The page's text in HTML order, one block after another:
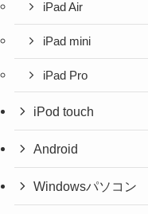
iPad Air
iPad mini
iPad Pro
iPod touch
Android
Windowsパソコン